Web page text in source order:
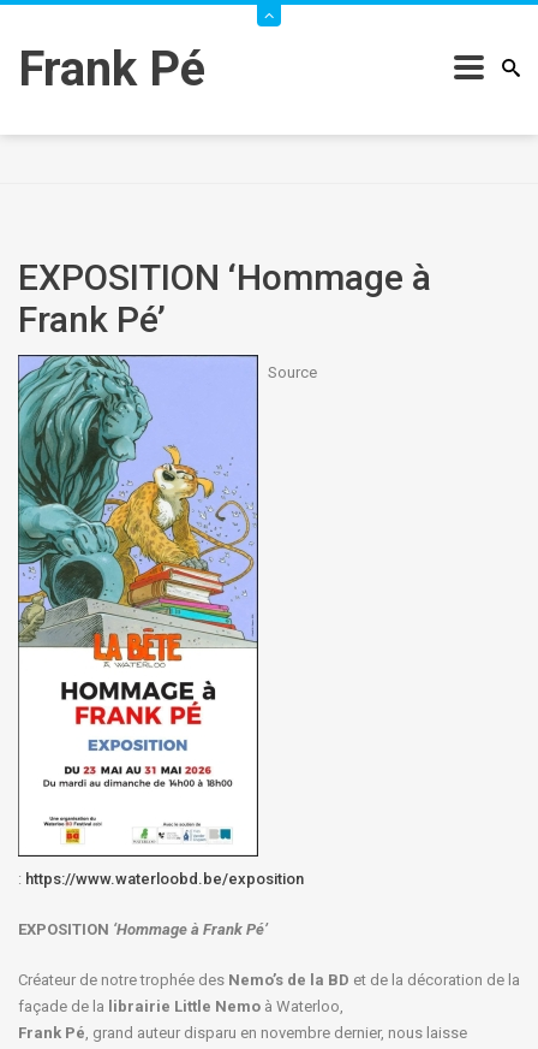
Frank Pé
EXPOSITION ‘Hommage à
Frank Pé’
Source
: https://www.waterloobd.be/exposition
EXPOSITION ‘Hommage à Frank Pé’
Créateur de notre trophée des Nemo’s de la BD et de la décoration de la
façade de la librairie Little Nemo à Waterloo,
Frank Pé, grand auteur disparu en novembre dernier, nous laisse